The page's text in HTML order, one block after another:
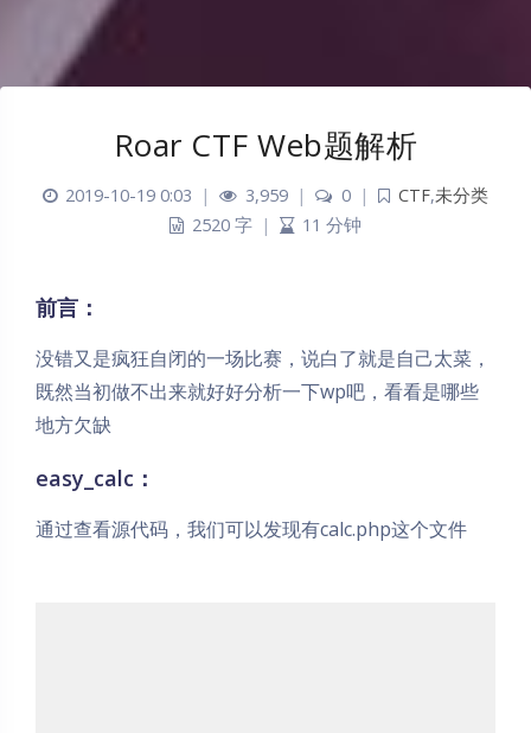
Roar CTF Web题解析
2019-10-19 0:03 | 3,959 | 0 | CTF,未分类
2520 字 | 11 分钟
前言：
没错又是疯狂自闭的一场比赛，说白了就是自己太菜，
既然当初做不出来就好好分析一下wp吧，看看是哪些
地方欠缺
easy_calc：
通过查看源代码，我们可以发现有calc.php这个文件